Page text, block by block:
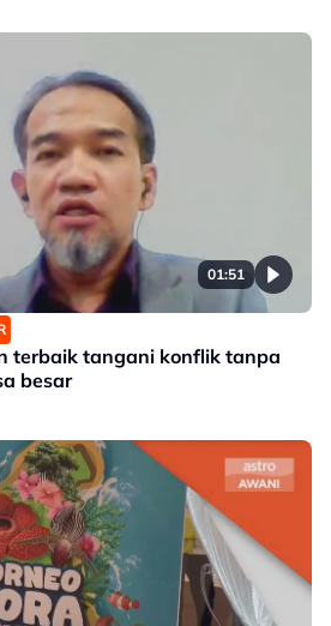
01:51
terbaik tangani konflik tanpa
besar